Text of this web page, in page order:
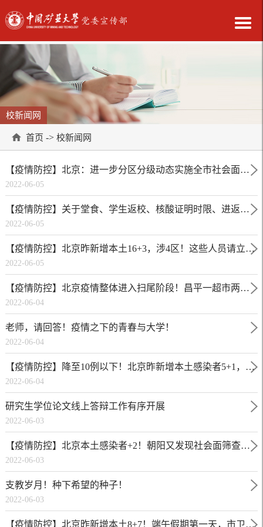
校新闻网
首页 -> 校新闻网
【疫情防控】北京：进一步分区分级动态实施全市社会面防
控措施
2022-06-05
【疫情防控】关于堂食、学生返校、核酸证明时限、进返京
政策……北京最新防控措施——
2022-06-05
【疫情防控】北京昨新增本土16+3，涉4区！这些人员请立即
报告→
2022-06-05
【疫情防控】北京疫情整体进入扫尾阶段！昌平一超市两员
工确诊——
2022-06-04
老师，请回答！疫情之下的青春与大学！
2022-06-04
【疫情防控】降至10例以下！北京昨新增本土感染者5+1，涉
三区——
2022-06-04
研究生学位论文线上答辩工作有序开展
2022-06-03
【疫情防控】北京本土感染者+2！朝阳又发现社会面筛查感
染者，其存在这类风险行为
2022-06-03
支教岁月！种下希望的种子！
2022-06-03
【疫情防控】北京昨新增本土8+7！端午假期第一天，市卫健